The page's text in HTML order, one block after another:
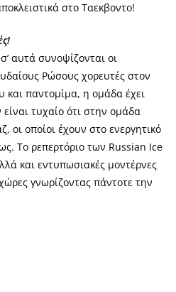
στο Ταεκβοντο!
αυτά συνοψίζονται οι
Ρώσους χορευτές στον
και παντομίμα, η ομάδα έχει
τυχαίο ότι στην ομάδα
οι οποίοι έχουν στο ενεργητικό
Το ρεπερτόριο των Russian Ice
και εντυπωσιακές μοντέρνες
γνωρίζοντας πάντοτε την